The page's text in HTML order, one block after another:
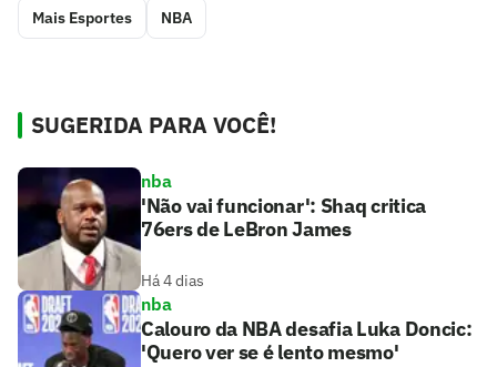
Mais Esportes NBA
SUGERIDA PARA VOCÊ!
nba
'Não vai funcionar': Shaq critica
76ers de LeBron James
Há 4 dias
nba
Calouro da NBA desafia Luka Doncic:
'Quero ver se é lento mesmo'